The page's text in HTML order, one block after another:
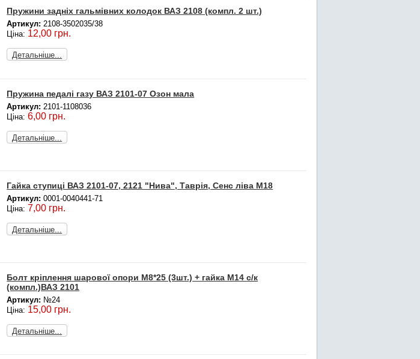
Пружини задніх гальмівних колодок ВАЗ 2108 (компл. 2 шт.)
Артикул: 2108-3502035/38
Ціна: 12,00 грн.
Детальніше...
Пружина педалі газу ВАЗ 2101-07 Озон мала
Артикул: 2101-1108036
Ціна:6,00 грн.
Детальніше...
Гайка ступиці ВАЗ 2101-07, 2121 "Нива", Таврія, Сенс ліва М18
Артикул: 0001-0040441-71
Ціна: 7,00 грн.
Детальніше...
Болт кріплення шарової опори М8*25 (3шт.) + гайка М14 с/к
(компл.)ВАЗ 2101
Артикул: №24
Ціна: 15,00 грн.
Детальніше...